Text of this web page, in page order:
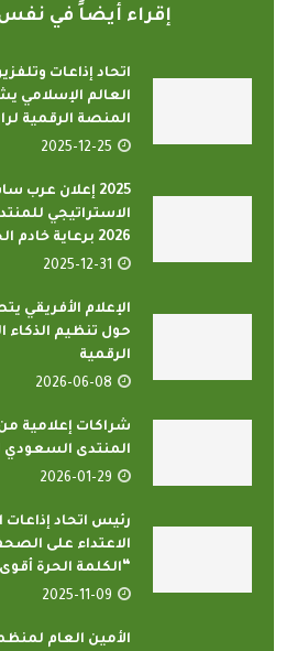
إقراء أيضاً في
اتحاد إذاعات
العالم الإسلامي
المنصة الرقمية
2025-12-25
2025 إعلان
الاستراتيجي
2026 برعاية خادم الحرمين الشريفين
2025-12-31
الإعلام الأفريقي
حول تنظيم الذكاء
الرقمية
2026-06-08
شراكات إعلامية
المنتدى السعودي
2026-01-29
رئيس اتحاد إذاعات
الاعتداء على
“الكلمة الحرة
2025-11-09
الأمين العام